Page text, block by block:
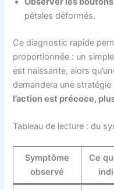
pétales déformés.
Ce diagnostic rapide
proportionnée : un simple
est naissante, alors
demandera une stratégie
l’action est précoce,
Tableau de lecture : du
Symptôme
observé
Ce